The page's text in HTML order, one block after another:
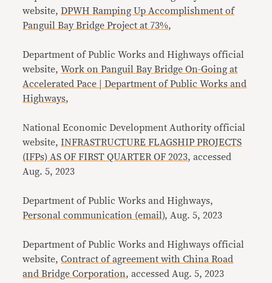
website,DPWH Ramping Up Accomplishment of
Panguil Bay Bridge Project at 73%,
Department of Public Works and Highways official
website,Work on Panguil Bay Bridge On-Going at
Accelerated Pace | Department of Public Works and
Highways,
National Economic Development Authority official
website,INFRASTRUCTURE FLAGSHIP PROJECTS
(IFPs) AS OF FIRST QUARTER OF 2023, accessed
Aug. 5, 2023
Department of Public Works and Highways,
Personal communication (email), Aug. 5, 2023
Department of Public Works and Highways official
website,Contract of agreement with China Road
and Bridge Corporation, accessed Aug. 5, 2023